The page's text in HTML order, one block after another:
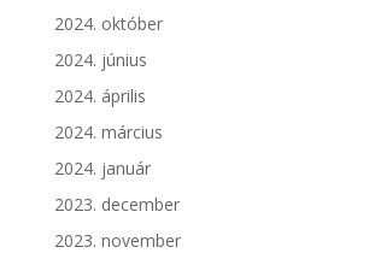
2024. október
2024. június
2024. április
2024. március
2024. január
2023. december
2023. november